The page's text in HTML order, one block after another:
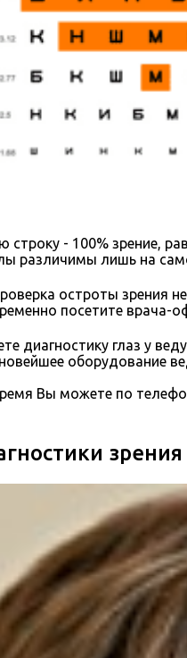
- 100% зрение,
различимы лишь на
остроты зрения
посетите врача-
диагностику глаз у
оборудование
Вы можете по
зрения